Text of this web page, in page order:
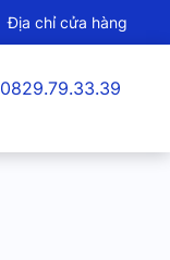
Địa chỉ cửa hàng
0829.79.33.39